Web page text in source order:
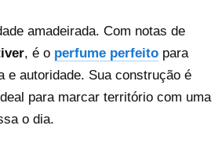
amadeirada. Com notas de
, é o perfume perfeito para
e autoridade. Sua construção é
para marcar território com uma
o dia.